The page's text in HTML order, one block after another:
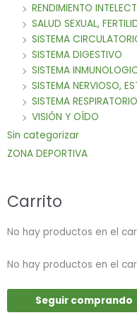
RENDIMIENTO
SALUD SEXUAL,
SISTEMA
SISTEMA DIGESTIVO
SISTEMA
SISTEMA NERVIOSO,
SISTEMA
VISIÓN Y OÍDO
Sin categorizar
ZONA DEPORTIVA
Carrito
No hay productos en el
No hay productos en el
Seguir comprando